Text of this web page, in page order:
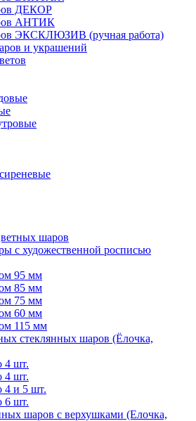
ДЕКОР
АНТИК
ЭКСКЛЮЗИВ (ручная работа)
и украшений
шаров
с художественной росписью
95 мм
85 мм
75 мм
60 мм
115 мм
стеклянных шаров (Ёлочка,
4 шт.
4 шт.
и 5 шт.
6 шт.
шаров с верхушками (Елочка,